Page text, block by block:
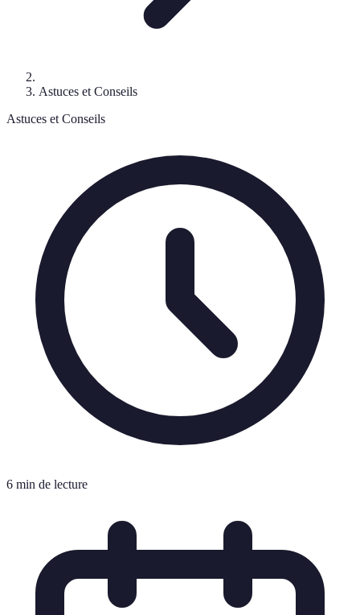
Astuces et Conseils
Astuces et Conseils
6 min de lecture